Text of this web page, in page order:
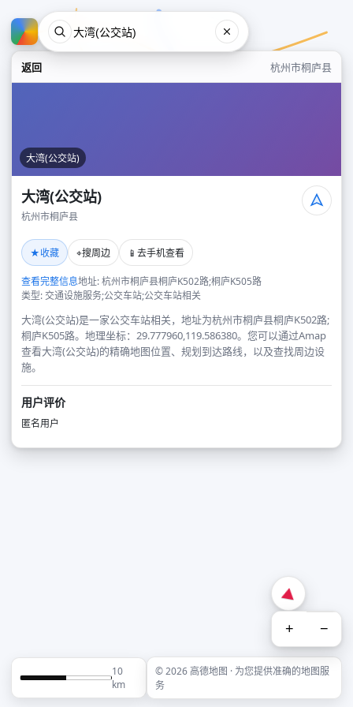
返回 杭州市桐庐县
大湾(公交站)
大湾(公交站)
杭州市桐庐县
★收藏 ⌖搜周边 📱 去手机查看
查看完整信息地址: 杭州市桐庐县桐庐K502路;桐庐K505路
类型: 交通设施服务;公交车站;公交车站相关
大湾(公交站)是一家公交车站相关，地址为杭州市桐庐县桐庐K502路;
桐庐K505路。地理坐标：29.777960,119.586380。您可以通过Amap
查看大湾(公交站)的精确地图位置、规划到达路线，以及查找周边设
施。
用户评价
匿名用户
+ −
10
km
© 2026 高德地图 · 为您提供准确的地图服
务